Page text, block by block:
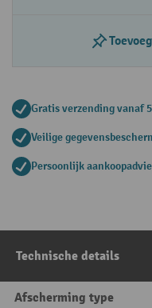
Gratis verzending vanaf
Veilige
Persoonlijk
Technische details
Afscherming type